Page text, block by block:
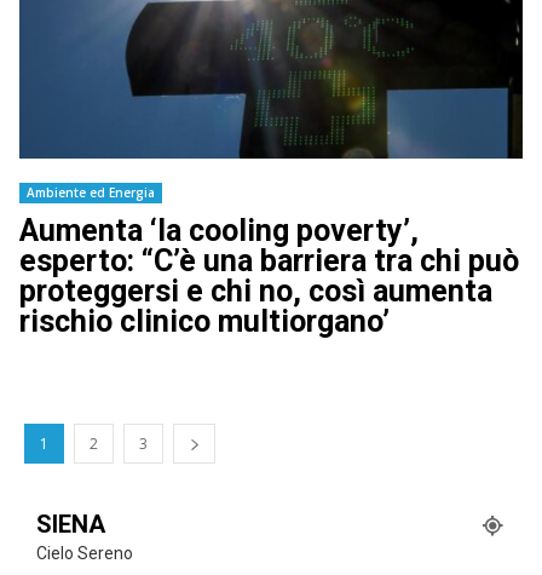
Ambiente ed Energia
Aumenta ‘la cooling poverty’,
esperto: “C’è una barriera tra chi può
proteggersi e chi no, così aumenta
rischio clinico multiorgano’
1 2 3
SIENA
Cielo Sereno